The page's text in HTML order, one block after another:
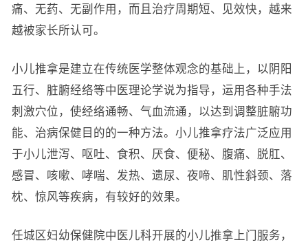
痛、无药、无副作用，而且治疗周期短、见效快，越来
越被家长所认可。
小儿推拿是建立在传统医学整体观念的基础上，以阴阳
五行、脏腑经络等中医理论学说为指导，运用各种手法
刺激穴位，使经络通畅、气血流通，以达到调整脏腑功
能、治病保健目的的一种方法。小儿推拿疗法广泛应用
于小儿泄泻、呕吐、食积、厌食、便秘、腹痛、脱肛、
感冒、咳嗽、哮喘、发热、遗尿、夜啼、肌性斜颈、落
枕、惊风等疾病，有较好的效果。
任城区妇幼保健院中医儿科开展的小儿推拿上门服务，